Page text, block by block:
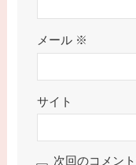
メール ※
サイト
次回のコメン